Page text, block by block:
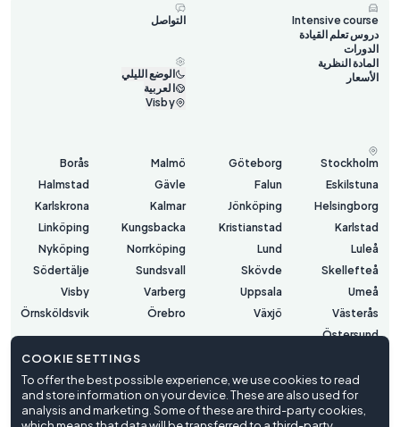
Intensive course
دروس تعلم القيادة
الدورات
المادة النظرية
الأسعار
التواصل
الوضع الليلي
العربية
Visby
Stockholm
Göteborg
Malmö
Borås
Eskilstuna
Falun
Gävle
Halmstad
Helsingborg
Jönköping
Kalmar
Karlskrona
Karlstad
Kristianstad
Kungsbacka
Linköping
Luleå
Lund
Norrköping
Nyköping
Skellefteå
Skövde
Sundsvall
Södertälje
Umeå
Uppsala
Varberg
Visby
Västerås
Växjö
Örebro
Örnsköldsvik
Östersund
شروط الاستخدام
سياسة الخصوصية
Cookie Settings
COOKIE SETTINGS
To offer the best possible experience, we use cookies to read
and store information on your device. These are also used for
analysis and marketing. Some of these are third-party cookies,